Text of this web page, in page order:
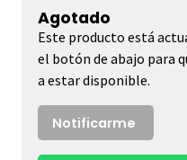
Agotado
Este producto está
el botón de abajo para
a estar disponible.
Notificarme